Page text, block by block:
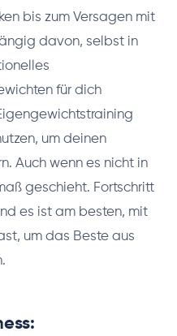
bis zum Versagen mit
davon, selbst in
für dich
um deinen
Auch wenn es nicht in
geschieht. Fortschritt
es ist am besten, mit
um das Beste aus